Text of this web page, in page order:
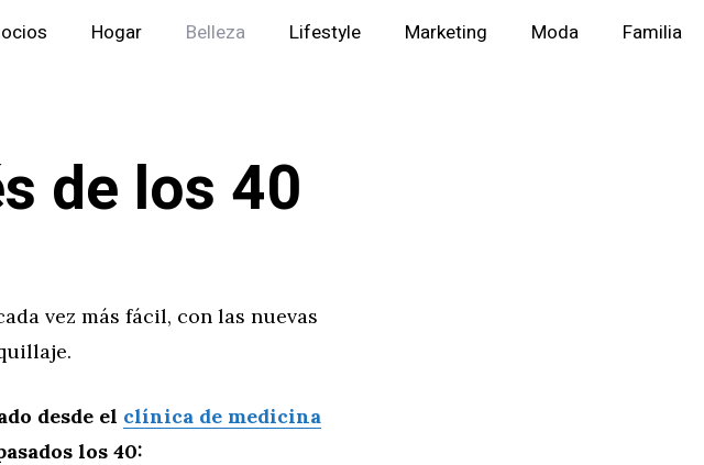
Hogar Belleza Lifestyle Marketing Moda Familia
de los 40
vez más fácil, con las nuevas
desde el clínica de medicina
los 40: